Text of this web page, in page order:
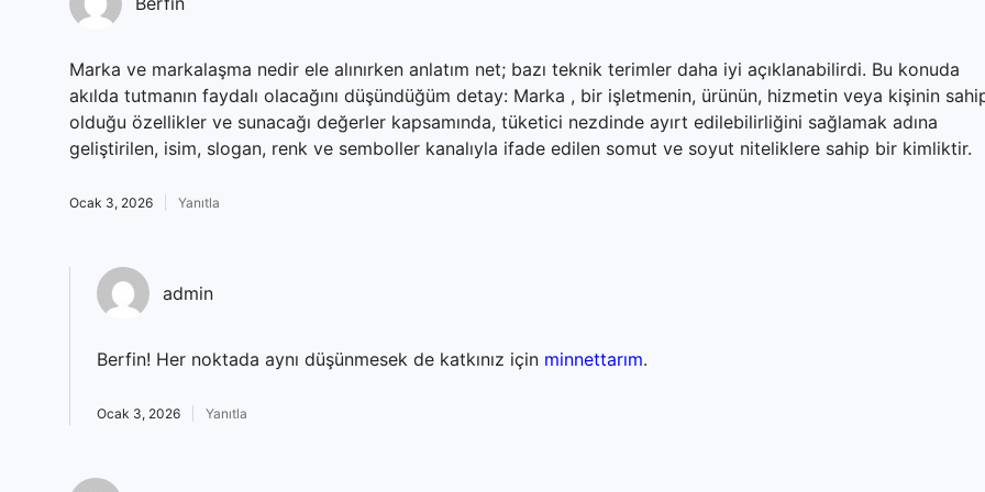
Marka ve markalaşma nedir ele alınırken anlatım net; bazı teknik terimler daha iyi açıklanabilirdi. Bu konuda
akılda tutmanın faydalı olacağını düşündüğüm detay: Marka , bir işletmenin, ürünün, hizmetin veya kişinin
olduğu özellikler ve sunacağı değerler kapsamında, tüketici nezdinde ayırt edilebilirliğini sağlamak adına
geliştirilen, isim, slogan, renk ve semboller kanalıyla ifade edilen somut ve soyut niteliklere sahip bir kimliktir.
Ocak 3, 2026 Yanıtla
admin
Berfin! Her noktada aynı düşünmesek de katkınız için minnettarım.
Ocak 3, 2026 Yanıtla